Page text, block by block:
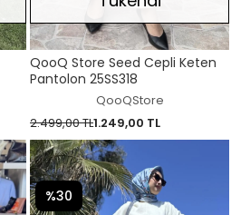
QooQ Store Seed Cepli Keten
Pantolon 25SS318
QooQStore
2.499,00 TL1.249,00 TL
%30